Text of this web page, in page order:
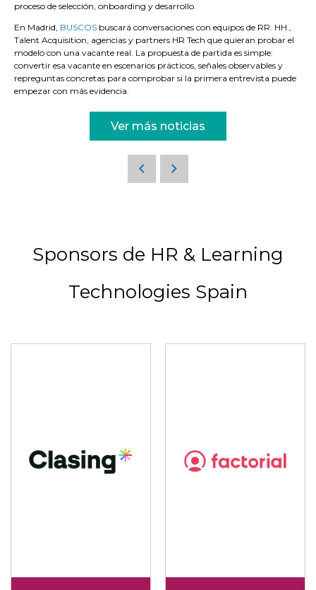
proceso de selección, onboarding y desarrollo.
En Madrid, BUSCOS buscará conversaciones con equipos de RR. HH.,
Talent Acquisition, agencias y partners HR Tech que quieran probar el
modelo con una vacante real. La propuesta de partida es simple:
convertir esa vacante en escenarios prácticos, señales observables y
repreguntas concretas para comprobar si la primera entrevista puede
empezar con más evidencia.
Ver más noticias
Sponsors de HR & Learning
Technologies Spain